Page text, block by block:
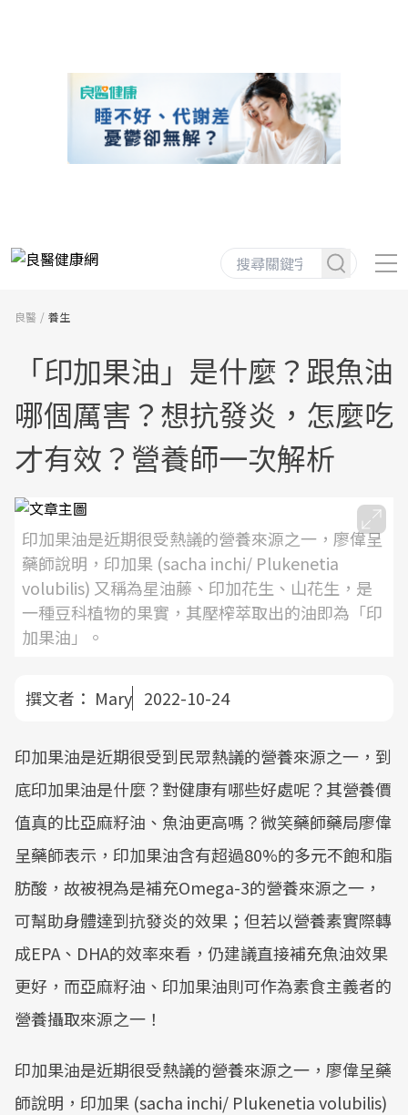
良醫 養生
「印加果油」是什麼？跟魚油
哪個厲害？想抗發炎，怎麼吃
才有效？營養師一次解析
印加果油是近期很受熱議的營養來源之一，廖偉呈
藥師說明，印加果 (sacha inchi/ Plukenetia
volubilis) 又稱為星油藤、印加花生、山花生，是
一種豆科植物的果實，其壓榨萃取出的油即為「印
加果油」。
撰文者： Mary 2022-10-24
印加果油是近期很受到民眾熱議的營養來源之一，到
底印加果油是什麼？對健康有哪些好處呢？其營養價
值真的比亞麻籽油、魚油更高嗎？微笑藥師藥局廖偉
呈藥師表示，印加果油含有超過80%的多元不飽和脂
肪酸，故被視為是補充Omega-3的營養來源之一，
可幫助身體達到抗發炎的效果；但若以營養素實際轉
成EPA、DHA的效率來看，仍建議直接補充魚油效果
更好，而亞麻籽油、印加果油則可作為素食主義者的
營養攝取來源之一！
印加果油是近期很受熱議的營養來源之一，廖偉呈藥
師說明，印加果 (sacha inchi/ Plukenetia volubilis)